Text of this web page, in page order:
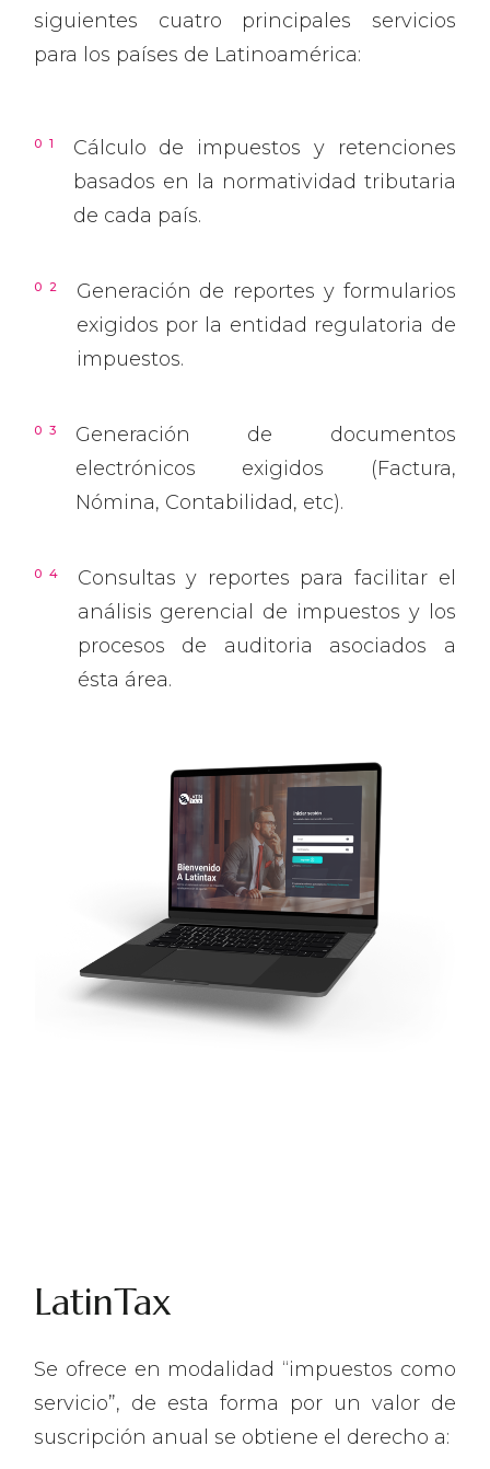
siguientes cuatro principales servicios
para los países de Latinoamérica:
Cálculo de impuestos y retenciones
basados en la normatividad tributaria
de cada país.
Generación de reportes y formularios
exigidos por la entidad regulatoria de
impuestos.
Generación de documentos
electrónicos exigidos (Factura,
Nómina, Contabilidad, etc).
Consultas y reportes para facilitar el
análisis gerencial de impuestos y los
procesos de auditoria asociados a
ésta área.
LatinTax
Se ofrece en modalidad “impuestos como
servicio”, de esta forma por un valor de
suscripción anual se obtiene el derecho a: